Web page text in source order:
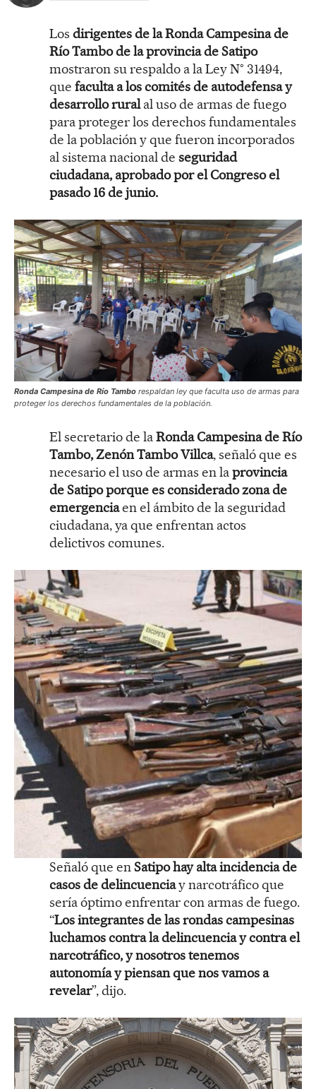
Los dirigentes de la Ronda Campesina de
Río Tambo de la provincia de Satipo
mostraron su respaldo a la Ley N° 31494,
que faculta a los comités de autodefensa y
desarrollo ruralal uso de armas de fuego
para proteger los derechos fundamentales
de la población y que fueron incorporados
al sistema nacional de seguridad
ciudadana, aprobado por el Congreso el
pasado 16 de junio.
Ronda Campesina de Río Tambo respaldan ley que faculta uso de armas para
proteger los derechos fundamentales de la población.
El secretario de laRonda Campesina de Río
Tambo, Zenón Tambo Villca, señaló que es
necesario el uso de armas en laprovincia
de Satipo porque es considerado zona de
emergenciaen el ámbito de la seguridad
ciudadana, ya que enfrentan actos
delictivos comunes.
Señaló que enSatipo hay alta incidencia de
casos de delincuenciay narcotráfico que
sería óptimo enfrentar con armas de fuego.
“Los integrantes de las rondas campesinas
luchamos contra la delincuencia y contra el
narcotráfico, y nosotros tenemos
autonomía y piensan que nos vamos a
revelar”, dijo.